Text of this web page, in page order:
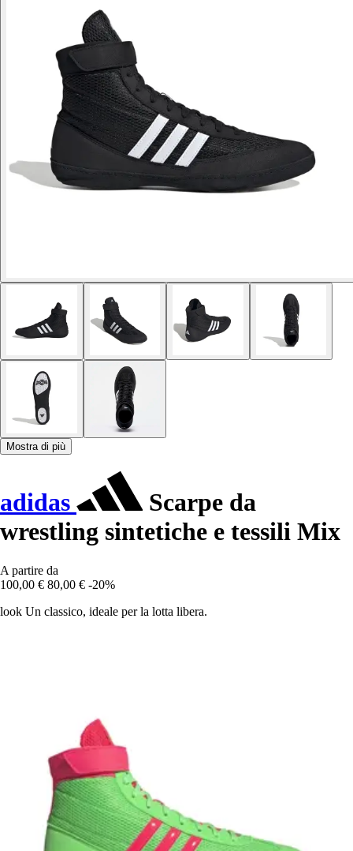
Mostra di più
adidas
Scarpe da
wrestling sintetiche e tessili Mix
A partire da
100,00 € 80,00 € -20%
look Un classico, ideale per la lotta libera.